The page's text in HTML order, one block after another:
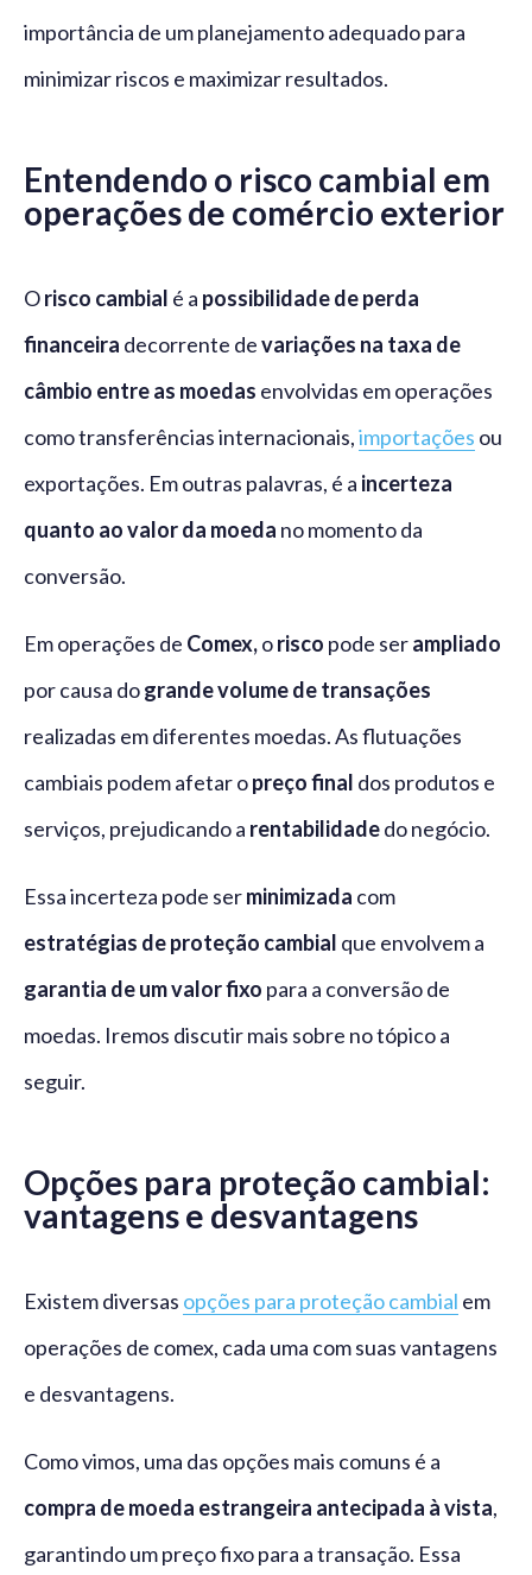
importância de um planejamento adequado para
minimizar riscos e maximizar resultados.
Entendendo o risco cambial em
operações de comércio exterior
Orisco cambial é a possibilidade de perda
financeira decorrente devariações na taxa de
câmbio entre as moedas envolvidas em operações
como transferências internacionais,importações ou
exportações. Em outras palavras, é a incerteza
quanto ao valor da moeda no momento da
conversão.
Em operações de Comex,orisco pode serampliado
por causa dogrande volume de transações
realizadas em diferentes moedas. As flutuações
cambiais podem afetar opreço final dos produtos e
serviços, prejudicando a rentabilidadedo negócio.
Essa incerteza pode serminimizada com
estratégias de proteção cambial que envolvem a
garantia de um valor fixo para a conversão de
moedas. Iremos discutir mais sobre no tópico a
seguir.
Opções para proteção cambial:
vantagens e desvantagens
Existem diversas opções para proteção cambial em
operações de comex, cada uma com suas vantagens
e desvantagens.
Como vimos, uma das opções mais comuns é a
compra de moeda estrangeira antecipada à vista,
garantindo um preço fixo para a transação. Essa